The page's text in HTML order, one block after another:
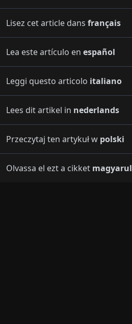
Lisez cet article dans français
Lea este artículo en español
Leggi questo articolo italiano
Lees dit artikel in nederlands
Przeczytaj ten artykuł w polski
Olvassa el ezt a cikket magyarul